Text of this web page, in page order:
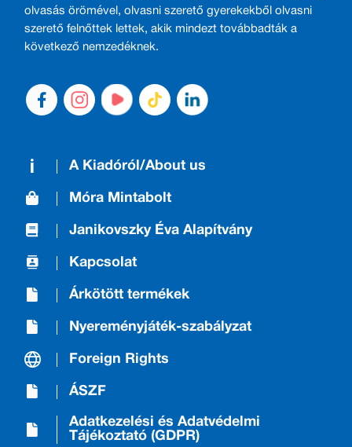
olvasás örömével, olvasni szerető gyerekekből olvasni
szerető felnőttek lettek, akik mindezt továbbadták a
következő nemzedéknek.
A Kiadóról/About us
Móra Mintabolt
Janikovszky Éva Alapítvány
Kapcsolat
Árkötött termékek
Nyereményjáték-szabályzat
Foreign Rights
ÁSZF
Adatkezelési és Adatvédelmi
Tájékoztató (GDPR)